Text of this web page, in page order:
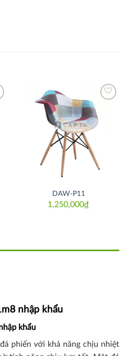
DAW-P11
1,250,000₫
nhập khẩu
khẩu
phiến với khả năng chịu nhiệt